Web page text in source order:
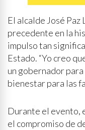
El alcalde José Paz
precedente en la
impulso tan
Estado. “Yo creo
un gobernador
bienestar para las
Durante el evento,
el compromiso de